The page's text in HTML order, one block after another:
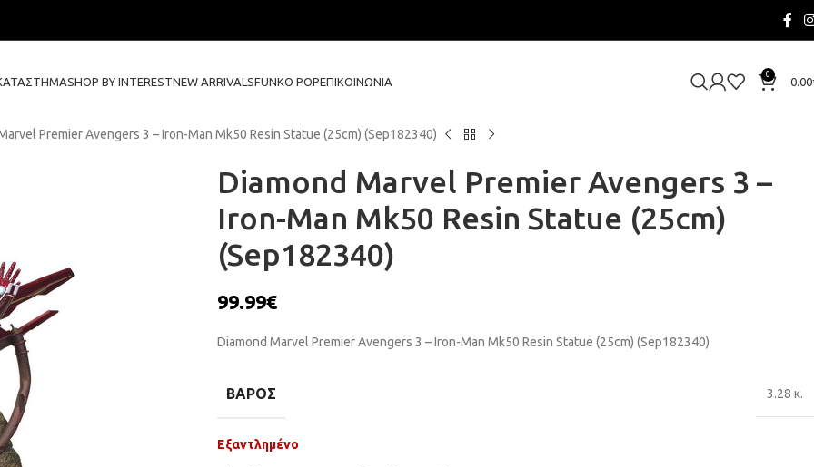
SHOP BY INTERESTNEW ARRIVALSFUNKO POPΕΠΙΚΟΙΝΩΝΊΑ
0
0.00
Premier Avengers 3 – Iron-Man Mk50 Resin Statue (25cm) (Sep182340)
Diamond Marvel Premier Avengers 3 –
Iron-Man Mk50 Resin Statue (25cm)
(Sep182340)
99.99€
Diamond Marvel Premier Avengers 3 – Iron-Man Mk50 Resin Statue (25cm) (Sep182340)
ΒΆΡΟΣ 3.28 κ.
Εξαντλημένο